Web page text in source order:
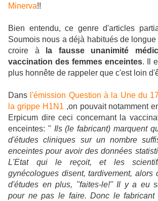
Minerva!!
Bien entendu, ce genre d'articles
Soumois nous a déjà habitués de
croire à
la fausse unanimité
vaccination des femmes enceintes. Il
plus honnête de rappeler que c'est loin
Dans l'émission Question à la Une du
la grippe H1N1 ,on pouvait notamment
Erpicum dire ceci concernant la
enceintes: " Ils (le fabricant) marquent
d'études cliniques sur un nombre
enceintes pour avoir des données
L'Etat qui le reçoit, et les
gynécologues disent, tardivement, alors
d'études en plus, "faites-le!" Il y a eu
pour ne pas le faire. Donc le